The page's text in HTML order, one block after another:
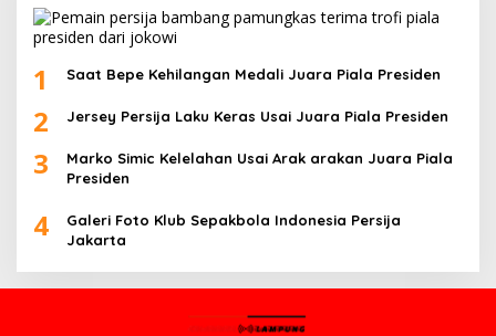
1 Saat Bepe Kehilangan Medali Juara Piala Presiden
2 Jersey Persija Laku Keras Usai Juara Piala Presiden
3
Marko Simic Kelelahan Usai Arak arakan Juara Piala
Presiden
4
Galeri Foto Klub Sepakbola Indonesia Persija
Jakarta